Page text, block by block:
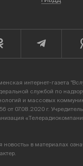
интернет-газета
службой по
и массовых
от 07.08.2020 г.
новость» в материалах